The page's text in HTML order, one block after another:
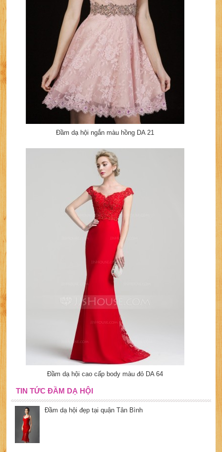
Đầm dạ hội ngắn màu hồng DA 21
Đầm dạ hội cao cấp body màu đỏ DA 64
TIN TỨC ĐẦM DẠ HỘI
Đầm dạ hội đẹp tại quận Tân Bình